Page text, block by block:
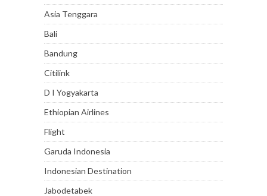
Asia Tenggara
Bali
Bandung
Citilink
D I Yogyakarta
Ethiopian Airlines
Flight
Garuda Indonesia
Indonesian Destination
Jabodetabek